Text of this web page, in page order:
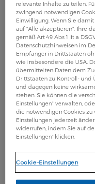
Bewegung bei
zum Aufwärmen,
Lendenwirbelsäule
und praxisnah. Es
Grundlagen, zeigt
vermittelt hilfreiche
Hause.
relevante Inhalte zu teilen.
zwingend notwendigen
Einwilligung. Wenn Sie
auf "Alle akzeptieren". Ihre
gemäß Art 49 Abs 1 lit a
Datenschutzhinweisen im
Empfänger in Drittstaaten
wie insbesondere die USA.
übermittelten Daten dem
Drittstaaten zu Kontroll- und
und dagegen keine
stehen. Sie können die
Einstellungen" verwalten,
die notwendigen Cookies zu
Einstellungen jederzeit
widerrufen, indem Sie auf
Einstellungen“ klicken.
Cookie-Einstellungen